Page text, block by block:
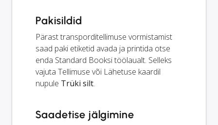
Pakisildid
Pärast transporditellimuse vormistamist
saad paki etiketid avada ja printida otse
enda Standard Booksi töölaualt. Selleks
vajuta Tellimuse või Lähetuse kaardil
nupule Trüki silt.
Saadetise jälgimine